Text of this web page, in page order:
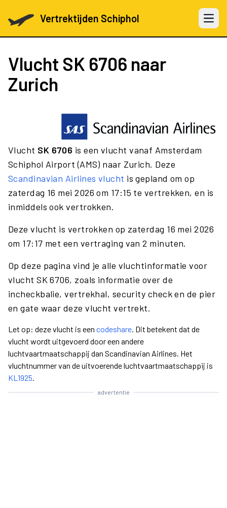
Vertrektijden Schiphol Open
Vlucht SK 6706 naar
Zurich
Vlucht SK 6706 is een vlucht vanaf Amsterdam
Schiphol Airport (AMS) naar Zurich. Deze
Scandinavian Airlines vlucht is gepland om op
zaterdag 16 mei 2026 om 17:15 te vertrekken, en is
inmiddels ook vertrokken.
Deze vlucht is vertrokken op zaterdag 16 mei 2026
om 17:17 met een vertraging van 2 minuten.
Op deze pagina vind je alle vluchtinformatie voor
vlucht SK 6706, zoals informatie over de
incheckbalie, vertrekhal, security check en de pier
en gate waar deze vlucht vertrekt.
Let op: deze vlucht is een codeshare. Dit betekent dat de
vlucht wordt uitgevoerd door een andere
luchtvaartmaatschappij dan Scandinavian Airlines. Het
vluchtnummer van de uitvoerende luchtvaartmaatschappij is
KL1925.
advertentie